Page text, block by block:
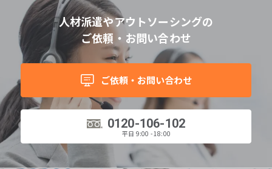
人材派遣やアウトソーシングの
ご依頼・お問い合わせ
ご依頼・お問い合わせ
0120-106-102
平日 9:00 - 18:00